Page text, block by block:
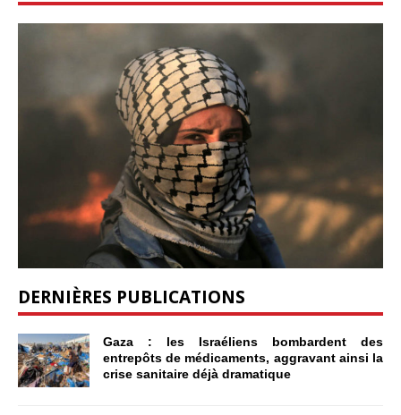
DERNIÈRES PUBLICATIONS
Gaza : les Israéliens bombardent des
entrepôts de médicaments, aggravant ainsi la
crise sanitaire déjà dramatique